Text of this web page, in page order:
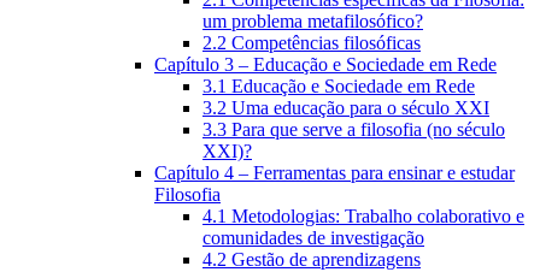
um problema metafilosófico?
2.2 Competências filosóficas
Capítulo 3 – Educação e Sociedade em Rede
3.1 Educação e Sociedade em Rede
3.2 Uma educação para o século XXI
3.3 Para que serve a filosofia (no século
XXI)?
Capítulo 4 – Ferramentas para ensinar e estudar
Filosofia
4.1 Metodologias: Trabalho colaborativo e
comunidades de investigação
4.2 Gestão de aprendizagens